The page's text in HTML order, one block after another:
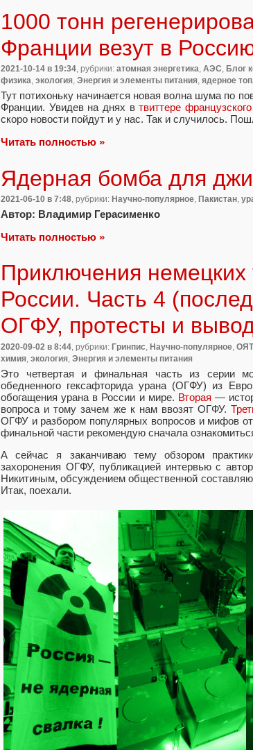
1000 тонн
Франции везут в
2021-10-14 в 19:34, рубрики: атомная энергетика, АЭС, Блог
физика, экология, Энергия и элементы питания, ядерное
Тут потихоньку начинается новая волна шума по
Франции. Увидев на днях втвиттере
скоро новости пойдут и у нас. Так и случилось.
Читать полностью »
Ядерная бомба для
2021-06-10 в 7:48 , рубрики: Научно-популярное Пакистан
Автор: Владимир Герасименко
Читать полностью »
Приключения немецких
России. Часть 4
ОГФУ, протесты и
2020-09-02 в 8:44 , рубрики: Гринпис Научно-популярное ОЯТ
химия экология Энергия и элементы питания
Это четвертая и финальная часть из серии
обедненного гексафторида урана (ОГФУ) из
обогащения урана в России и мире. Вторая —
вопроса и тому зачем же к нам ввозят ОГФУ.
ОГФУ и разбором популярных вопросов и мифов
финальной части рекомендую сначала
А сейчас я заканчиваю тему обзором
захоронения ОГФУ, публикацией интервью с
Никитиным, обсуждением общественной
Итак, поехали.